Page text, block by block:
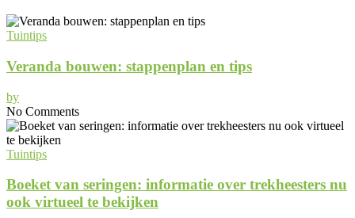
Tuintips
Veranda bouwen: stappenplan en tips
by
No Comments
Tuintips
Boeket van seringen: informatie over trekheesters nu
ook virtueel te bekijken